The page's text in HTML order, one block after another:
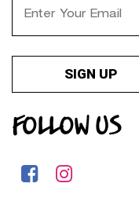
FOLLOW US